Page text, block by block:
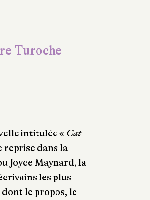
Turoche
intitulée « Cat
reprise dans la
Joyce Maynard, la
les plus
le propos, le